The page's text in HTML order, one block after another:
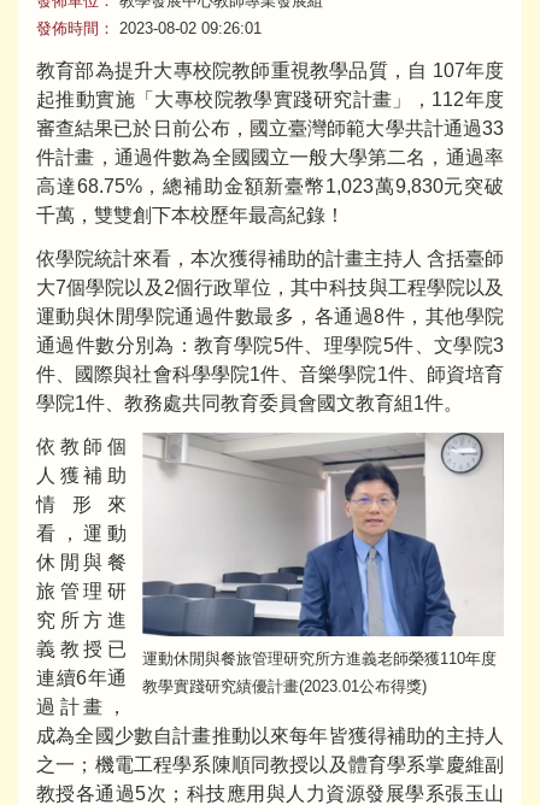
發佈時間：
2023-08-02 09:26:01
教育部為提升大專校院教師重視教學品質，自 107年度
起推動實施「大專校院教學實踐研究計畫」，112年度
審查結果已於日前公布，國立臺灣師範大學共計通過33
件計畫，通過件數為全國國立一般大學第二名，通過率
高達68.75%，總補助金額新臺幣1,023萬9,830元突破
千萬，雙雙創下本校歷年最高紀錄！
依學院統計來看，本次獲得補助的計畫主持人 含括臺師
大7個學院以及2個行政單位，其中科技與工程學院以及
運動與休閒學院通過件數最多，各通過8件，其他學院
通過件數分別為：教育學院5件、理學院5件、文學院3
件、國際與社會科學學院1件、音樂學院1件、師資培育
學院1件、教務處共同教育委員會國文教育組1件。
運動休閒與餐旅管理研究所方進義老師榮獲110年度
教學實踐研究績優計畫(2023.01公布得獎)
依教師個
人獲補助
情形來
看，運動
休閒與餐
旅管理研
究所方進
義教授已
連續6年通
過計畫，
成為全國少數自計畫推動以來每年皆獲得補助的主持人
之一；機電工程學系陳順同教授以及體育學系掌慶維副
教授各通過5次；科技應用與人力資源發展學系張玉山